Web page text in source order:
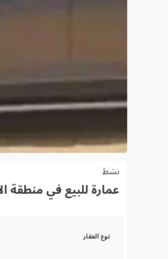
نشط
عمارة للبيع في منطقة
نوع العقار